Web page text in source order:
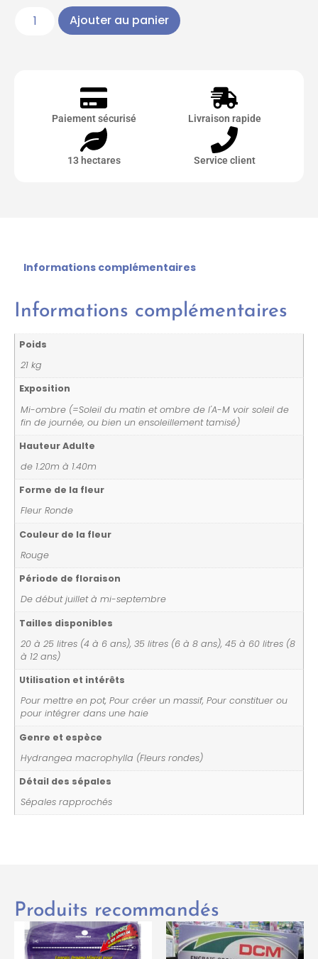
Ajouter au panier
Paiement sécurisé Livraison rapide
13 hectares Service client
Informations complémentaires
Informations complémentaires
Poids
21 kg
Exposition
Mi-ombre (=Soleil du matin et ombre de l'A-M voir soleil de
fin de journée, ou bien un ensoleillement tamisé)
Hauteur Adulte
de 1.20m à 1.40m
Forme de la fleur
Fleur Ronde
Couleur de la fleur
Rouge
Période de floraison
De début juillet à mi-septembre
Tailles disponibles
20 à 25 litres (4 à 6 ans), 35 litres (6 à 8 ans), 45 à 60 litres (8
à 12 ans)
Utilisation et intérêts
Pour mettre en pot, Pour créer un massif, Pour constituer ou
pour intégrer dans une haie
Genre et espèce
Hydrangea macrophylla (Fleurs rondes)
Détail des sépales
Sépales rapprochés
Produits recommandés